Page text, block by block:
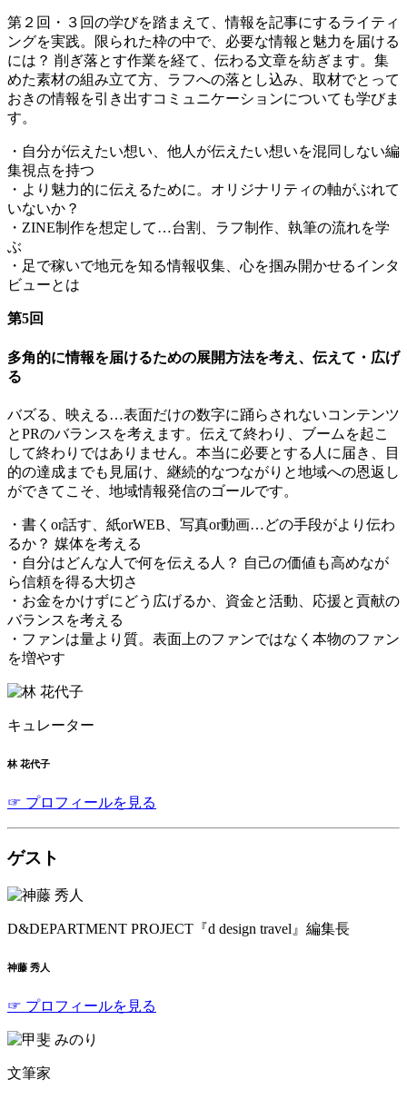
第２回・３回の学びを踏まえて、情報を記事にするライティ
ングを実践。限られた枠の中で、必要な情報と魅力を届ける
には？ 削ぎ落とす作業を経て、伝わる文章を紡ぎます。集
めた素材の組み立て方、ラフへの落とし込み、取材でとって
おきの情報を引き出すコミュニケーションについても学びま
す。
・自分が伝えたい想い、他人が伝えたい想いを混同しない編
集視点を持つ
・より魅力的に伝えるために。オリジナリティの軸がぶれて
いないか？
・ZINE制作を想定して…台割、ラフ制作、執筆の流れを学
ぶ
・足で稼いで地元を知る情報収集、心を掴み開かせるインタ
ビューとは
第5回
多角的に情報を届けるための展開方法を考え、伝えて・広げ
る
バズる、映える…表面だけの数字に踊らされないコンテンツ
とPRのバランスを考えます。伝えて終わり、ブームを起こ
して終わりではありません。本当に必要とする人に届き、目
的の達成までも見届け、継続的なつながりと地域への恩返し
ができてこそ、地域情報発信のゴールです。
・書くor話す、紙orWEB、写真or動画…どの手段がより伝わ
るか？ 媒体を考える
・自分はどんな人で何を伝える人？ 自己の価値も高めなが
ら信頼を得る大切さ
・お金をかけずにどう広げるか、資金と活動、応援と貢献の
バランスを考える
・ファンは量より質。表面上のファンではなく本物のファン
を増やす
キュレーター
林 花代子
☞ プロフィールを見る
ゲスト
D&DEPARTMENT PROJECT『d design travel』編集長
神藤 秀人
☞ プロフィールを見る
文筆家